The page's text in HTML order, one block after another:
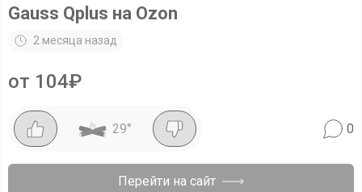
Gauss Qplus на Ozon
2 месяца назад
от 104₽
29° 0
Перейти на сайт